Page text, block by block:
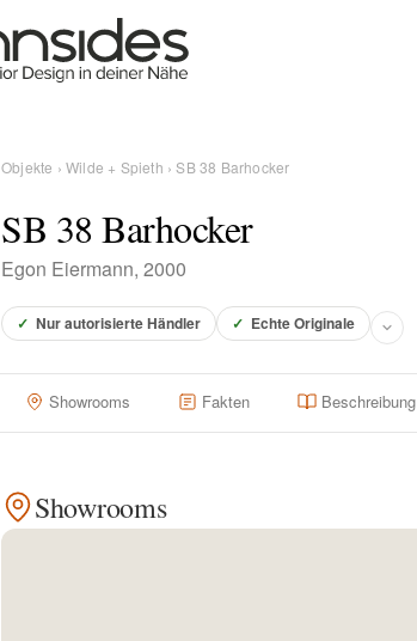
Objekte ›Wilde + Spieth › SB 38 Barhocker
SB 38 Barhocker
Egon Eiermann, 2000
✓ Nur autorisierte Händler ✓ Echte Originale
Showrooms Fakten Beschreibung
Showrooms